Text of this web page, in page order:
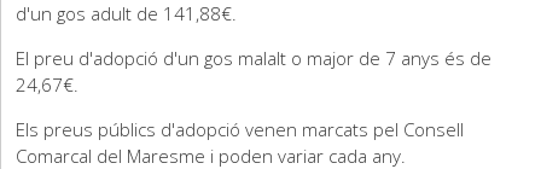
d'un gos adult de 141,88€.
El preu d'adopció d'un gos malalt o major de 7 anys és de
24,67€.
Els preus públics d'adopció venen marcats pel Consell
Comarcal del Maresme i poden variar cada any.